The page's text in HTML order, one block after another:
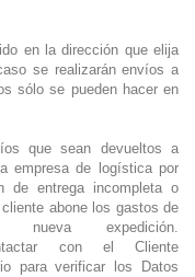
en la dirección que elija
se realizarán envíos a
sólo se pueden hacer en
que sean devueltos a
empresa de logística por
de entrega incompleta o
abone los gastos de
expedición.
con el Cliente
para verificar los Datos